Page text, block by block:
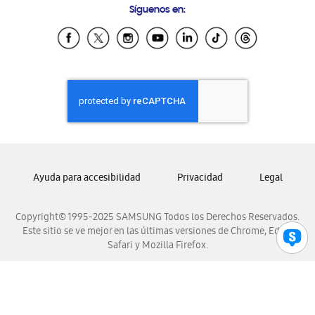
Samsung Ecuador
Samsung El Salvador
Samsung Honduras
Samsung Nicaragua
Samsung Panamá
Samsung Venezuela
Síguenos en:
Copyright© 1995-2025 SAMSUNG Todos los Derechos Reservados.
Este sitio se ve mejor en las últimas versiones de Chrome, Edge,
Safari y Mozilla Firefox.
Ayuda para accesibilidad Privacidad Legal